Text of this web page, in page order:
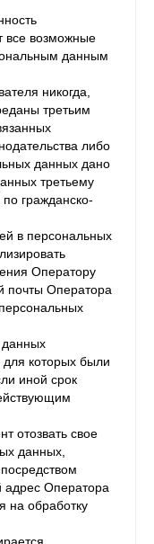
все возможные
данным
никогда,
третьим
либо
данных дано
третьему
гражданско-
в персональных
Оператору
почты Оператора
данных
которых были
иной срок
отозвать свое
данных,
адрес Оператора
на обработку